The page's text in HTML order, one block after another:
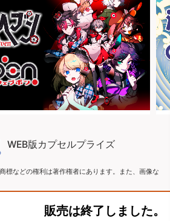
販売は終了しました。
WEB版カプセルプライズ
標などの権利は著作権者にあります。また、画像な
ン and ZEN Co., LTD. All Rights Reserved.